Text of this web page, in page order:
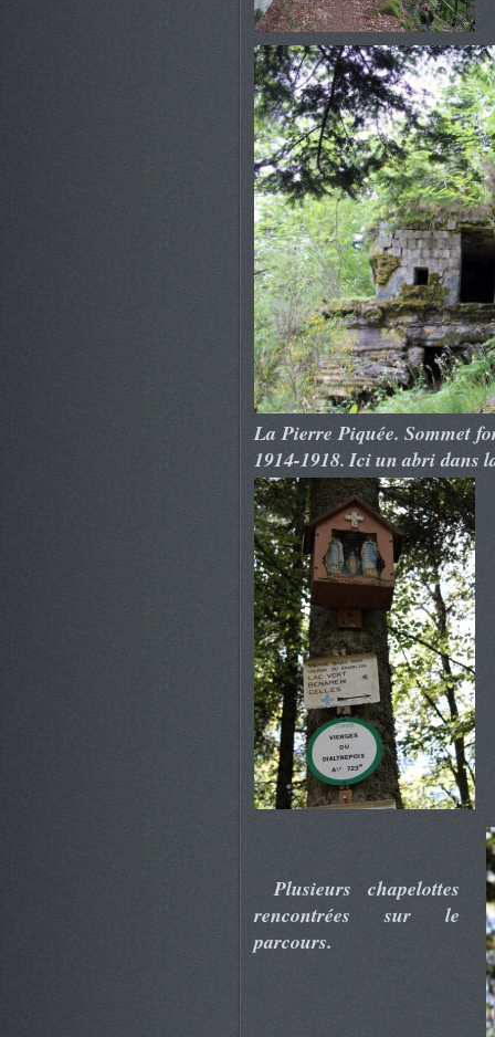
La Pierre Piquée. Sommet
1914-1918. Ici un abri dans
Plusieurs chapelottes
rencontrées sur le
parcours.